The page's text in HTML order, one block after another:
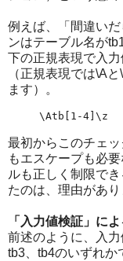
例えば、「間違い
ンはテーブル名が
下の正規表現で入
（正規表現では\A
ます）。
\Atb[1-4]\z
最初からこのチェ
もエスケープも必
ルも正しく制限で
たのは、理由があり
「入力値検証」に
前述のように、入力
tb3、tb4のいずれか